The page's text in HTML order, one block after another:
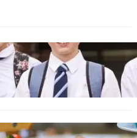
училищните униформи